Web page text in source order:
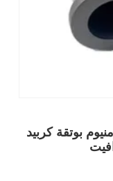
بوتقة كربيد